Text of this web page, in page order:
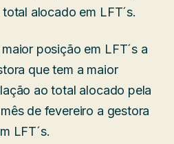
alocado em LFT´s.
posição em LFT´s a
que tem a maior
ao total alocado pela
de fevereiro a gestora
LFT´s.